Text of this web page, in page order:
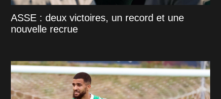
ASSE : deux victoires, un record et une
nouvelle recrue